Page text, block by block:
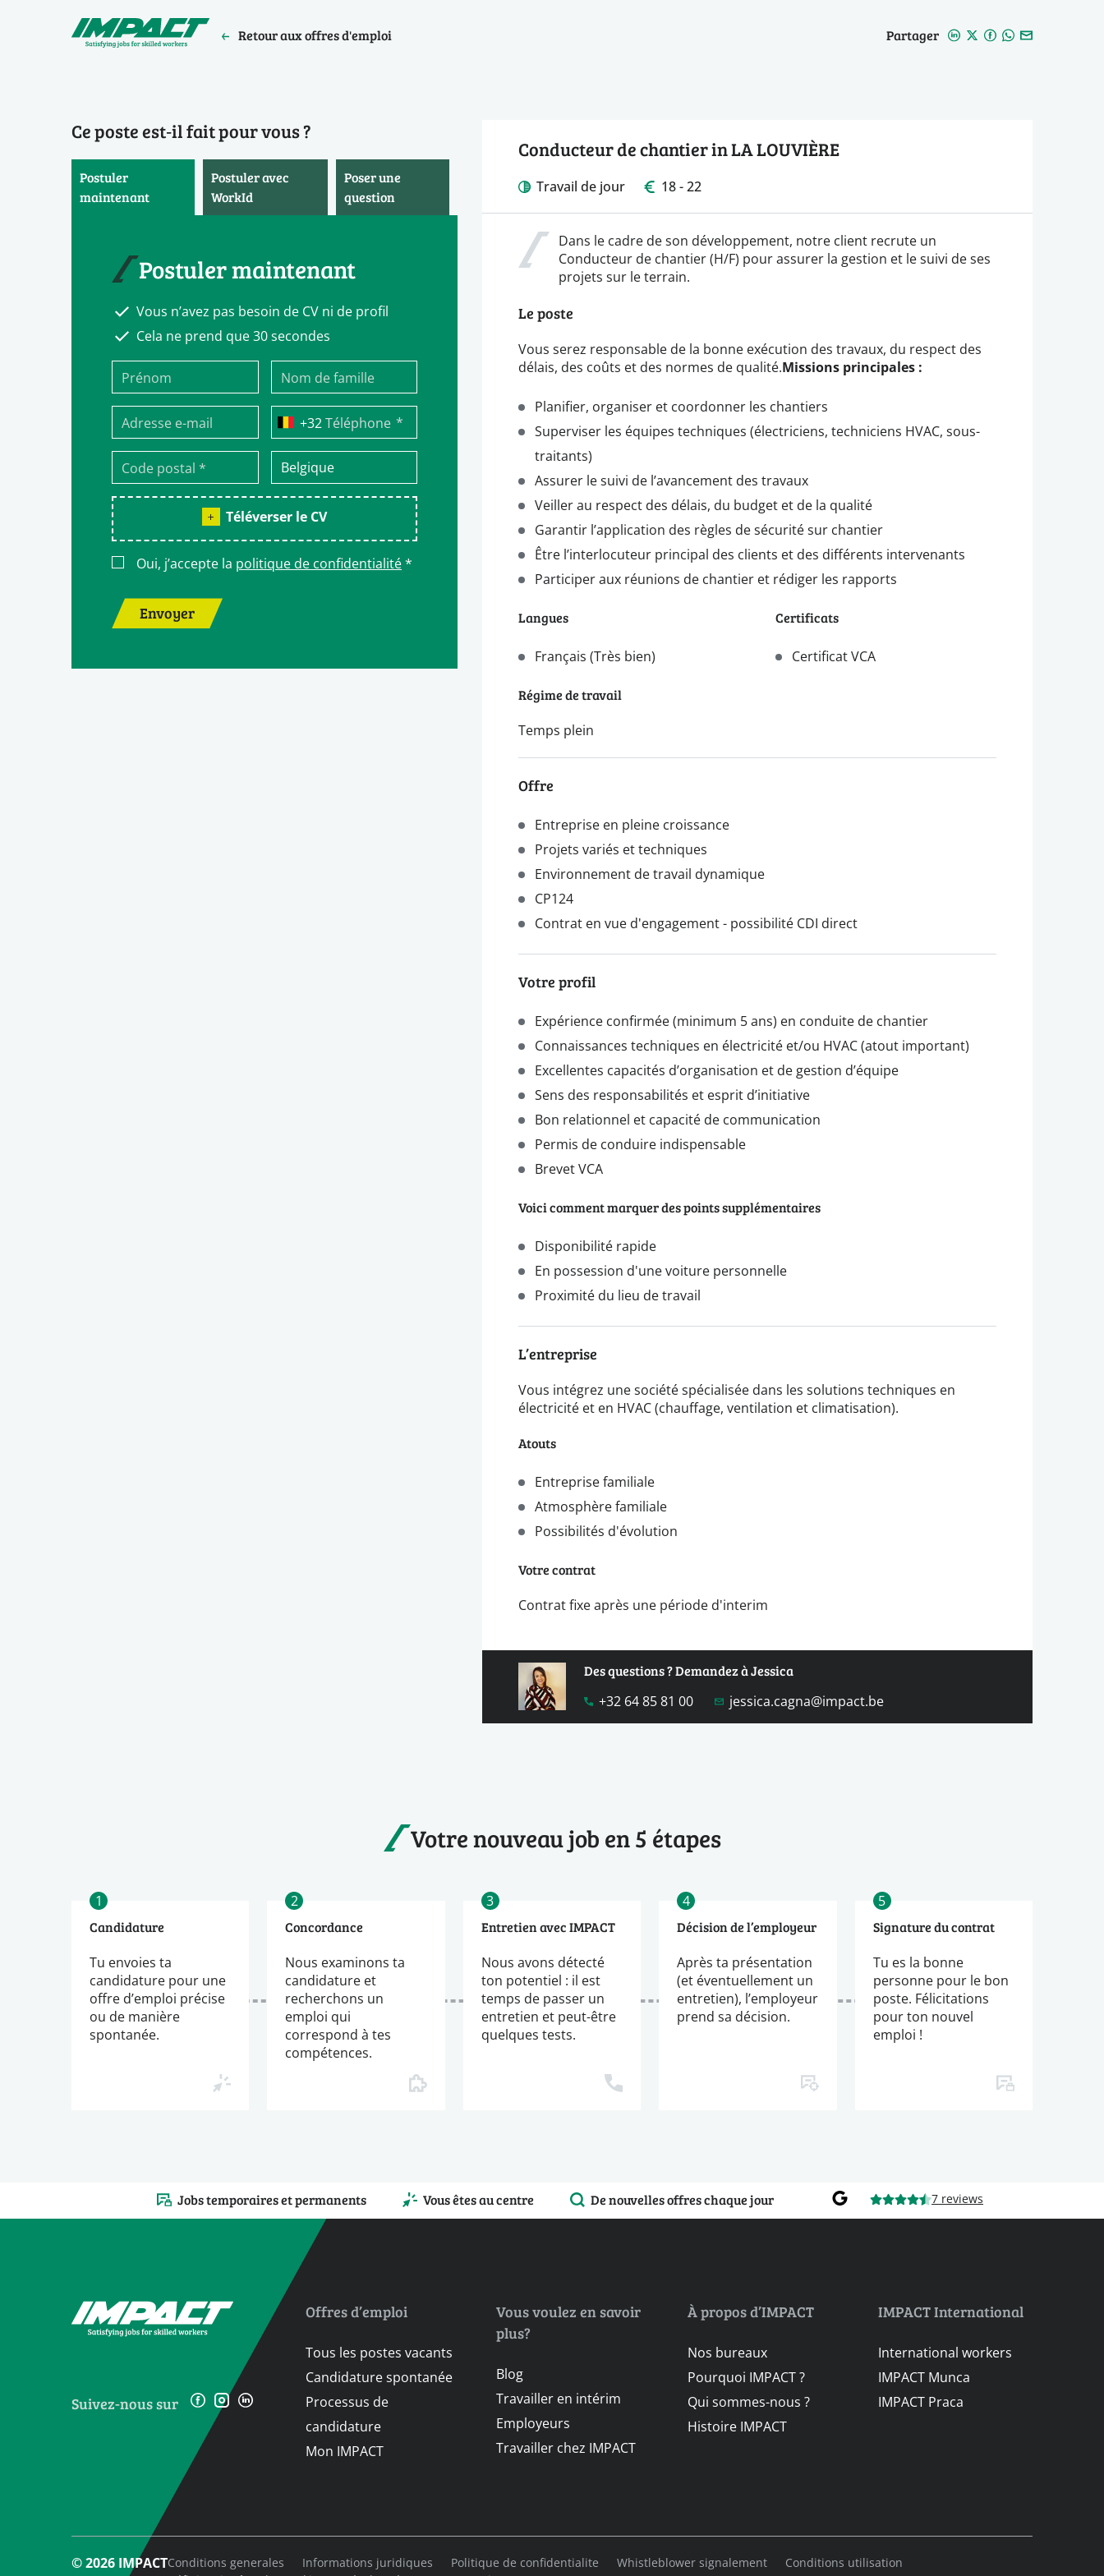
Retour aux offres d'emploi Partager
Ce poste est‑il fait pour vous ?
Postuler
maintenant
Postuler avec
WorkId
Poser une
question
Postuler maintenant
Vous n’avez pas besoin de CV ni de profil
Cela ne prend que 30 secondes
Téléphone *
Téléverser le CV
Oui, j’accepte la politique de confidentialité*
Envoyer
Conducteur de chantier in LA LOUVIÈRE
Travail de jour 18 - 22
Dans le cadre de son développement, notre client recrute un
Conducteur de chantier (H/F) pour assurer la gestion et le suivi de ses
projets sur le terrain.
Le poste
Vous serez responsable de la bonne exécution des travaux, du respect des
délais, des coûts et des normes de qualité.Missions principales :
Planifier, organiser et coordonner les chantiers
Superviser les équipes techniques (électriciens, techniciens HVAC, sous-
traitants)
Assurer le suivi de l’avancement des travaux
Veiller au respect des délais, du budget et de la qualité
Garantir l’application des règles de sécurité sur chantier
Être l’interlocuteur principal des clients et des différents intervenants
Participer aux réunions de chantier et rédiger les rapports
Langues
Français (Très bien)
Certificats
Certificat VCA
Régime de travail
Temps plein
Offre
Entreprise en pleine croissance
Projets variés et techniques
Environnement de travail dynamique
CP124
Contrat en vue d'engagement - possibilité CDI direct
Votre profil
Expérience confirmée (minimum 5 ans) en conduite de chantier
Connaissances techniques en électricité et/ou HVAC (atout important)
Excellentes capacités d’organisation et de gestion d’équipe
Sens des responsabilités et esprit d’initiative
Bon relationnel et capacité de communication
Permis de conduire indispensable
Brevet VCA
Voici comment marquer des points supplémentaires
Disponibilité rapide
En possession d'une voiture personnelle
Proximité du lieu de travail
L’entreprise
Vous intégrez une société spécialisée dans les solutions techniques en
électricité et en HVAC (chauffage, ventilation et climatisation).
Atouts
Entreprise familiale
Atmosphère familiale
Possibilités d'évolution
Votre contrat
Contrat fixe après une période d'interim
Des questions ? Demandez à Jessica
+32 64 85 81 00
jessica.cagna@impact.be
Votre nouveau job en 5 étapes
1
Candidature
Tu envoies ta
candidature pour une
offre d’emploi précise
ou de manière
spontanée.
2
Concordance
Nous examinons ta
candidature et
recherchons un
emploi qui
correspond à tes
compétences.
3
Entretien avec IMPACT
Nous avons détecté
ton potentiel : il est
temps de passer un
entretien et peut-être
quelques tests.
4
Décision de l’employeur
Après ta présentation
(et éventuellement un
entretien), l’employeur
prend sa décision.
5
Signature du contrat
Tu es la bonne
personne pour le bon
poste. Félicitations
pour ton nouvel
emploi !
Jobs temporaires et permanents Vous êtes au centre De nouvelles offres chaque jour 7 reviews
Suivez-nous sur
Offres d’emploi
Tous les postes vacants
Candidature spontanée
Processus de
candidature
Mon IMPACT
Vous voulez en savoir
plus?
Blog
Travailler en intérim
Employeurs
Travailler chez IMPACT
À propos d’IMPACT
Nos bureaux
Pourquoi IMPACT ?
Qui sommes-nous ?
Histoire IMPACT
IMPACT International
International workers
IMPACT Munca
IMPACT Praca
© 2026 IMPACTConditions generales Informations juridiques Politique de confidentialite Whistleblower signalement
Conditions utilisation